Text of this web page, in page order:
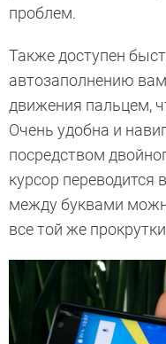
проблем.
Также доступен
автозаполнению
движения пальцем,
Очень удобна и
посредством
курсор переводится
между буквами
все той же